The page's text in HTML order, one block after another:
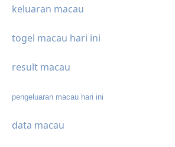
keluaran macau
togel macau hari ini
result macau
pengeluaran macau hari ini
data macau